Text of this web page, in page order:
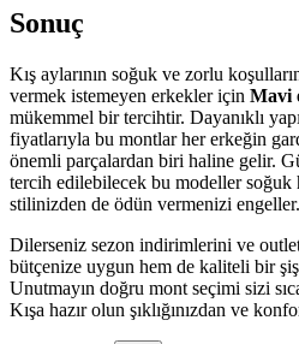
Sonuç
Kış aylarının soğuk ve zorlu
vermek istemeyen erkekler için Mavi
mükemmel bir tercihtir. Dayanıklı
fiyatlarıyla bu montlar her erkeğin
önemli parçalardan biri haline gelir.
tercih edilebilecek bu modeller soğuk
stilinizden de ödün vermenizi engeller.
Dilerseniz sezon indirimlerini ve outlet
bütçenize uygun hem de kaliteli bir
Unutmayın doğru mont seçimi sizi
Kışa hazır olun şıklığınızdan ve